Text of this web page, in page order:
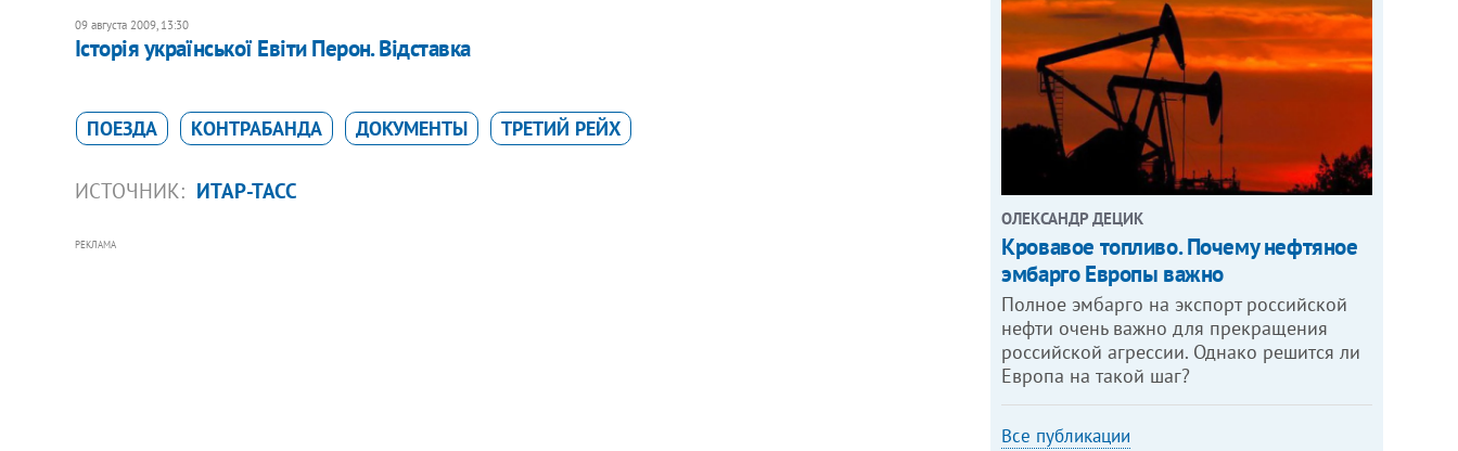
09 августа 2009, 13:30
Історія української Евіти Перон. Відставка
ПОЕЗДА КОНТРАБАНДА ДОКУМЕНТЫ ТРЕТИЙ РЕЙХ
ИСТОЧНИК: ИТАР-ТАСС
РЕКЛАМА
ОЛЕКСАНДР ДЕЦИК
Кровавое топливо. Почему нефтяное
эмбарго Европы важно
Полное эмбарго на экспорт российской
нефти очень важно для прекращения
российской агрессии. Однако решится ли
Европа на такой шаг?
Все публикации